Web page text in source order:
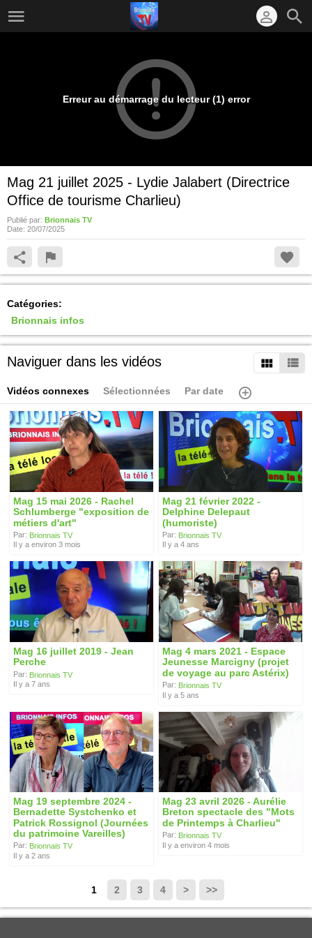
Erreur au démarrage du lecteur (1) error
Mag 21 juillet 2025 - Lydie Jalabert (Directrice
Office de tourisme Charlieu)
Publié par: Brionnais TV
Date: 20/07/2025
Catégories:
Brionnais infos
Naviguer dans les vidéos
Vidéos connexes Sélectionnées Par date
Mag 15 mai 2026 - Rachel
Schlumberge "exposition de
métiers d'art"
Par: Brionnais TV
Il y a environ 3 mois
Mag 21 février 2022 -
Delphine Delepaut
(humoriste)
Par: Brionnais TV
Il y a 4 ans
Mag 16 juillet 2019 - Jean
Perche
Par: Brionnais TV
Il y a 7 ans
Mag 4 mars 2021 - Espace
Jeunesse Marcigny (projet
de voyage au parc Astérix)
Par: Brionnais TV
Il y a 5 ans
Mag 19 septembre 2024 -
Bernadette Systchenko et
Patrick Rossignol (Journées
du patrimoine Vareilles)
Par: Brionnais TV
Il y a 2 ans
Mag 23 avril 2026 - Aurélie
Breton spectacle des "Mots
de Printemps à Charlieu"
Par: Brionnais TV
Il y a environ 4 mois
1 2 3 4 > >>